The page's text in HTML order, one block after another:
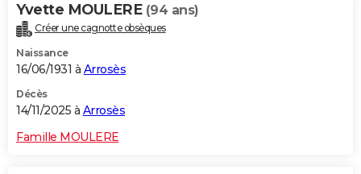
Alimentation
Guide de la santé
Maladies
Médicaments
Sommeil
VOYAGE
Destinations
City break
Voyage nature
Voyage de noces
Forum
Climat
+PHOTO
GUIDES D'ACHAT
Yvette MOULERE (94 ans)
Créer une cagnotte obsèques
Naissance
16/06/1931 à Arrosès
Décès
14/11/2025 à Arrosès
Famille MOULERE